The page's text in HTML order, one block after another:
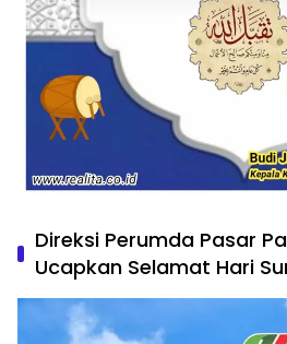
Direksi Perumda Pasar
Ucapkan Selamat Hari